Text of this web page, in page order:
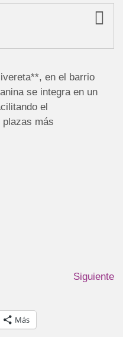
en el barrio
se integra en un
el
plazas más
Siguiente
Más